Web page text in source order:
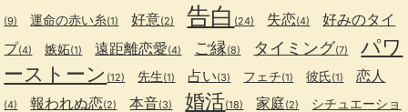
(9) 運命の赤い糸(1) 好意(2) 告白 (24) 失恋(4)
好みのタイ
プ(4) 嫉妬(1) 遠距離恋愛(4) ご縁(8) タイミング(7)
パワ
ーストーン (12) 先生(1) 占い(3) フェチ(1) 彼氏(1) 恋人
(4) 報われぬ恋(2) 本音(3) 婚活(18) 家庭(2)
シチュエーショ